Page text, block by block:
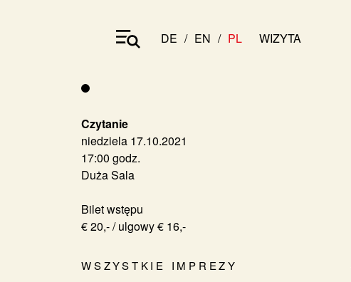
DE EN PL WIZYTA
Czytanie
niedziela 17.10.2021
17:00 godz.
Duża Sala
Bilet wstępu
€ 20,- / ulgowy € 16,-
WSZYSTKIE IMPREZY